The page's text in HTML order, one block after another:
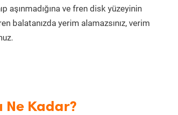
aşınmadığına ve fren disk yüzeyinin
balatanızda yerim alamazsınız, verim
Ne Kadar?